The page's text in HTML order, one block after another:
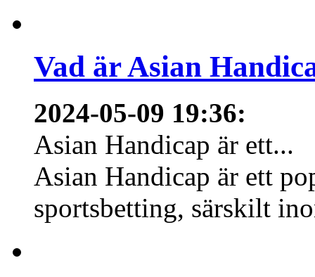
Vad är Asian
2024-05-09 19:36:
Asian Handicap är ett...
Asian Handicap är ett
sportsbetting, särskilt